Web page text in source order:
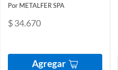
Por METALFER SPA
$ 34.670
Agregar